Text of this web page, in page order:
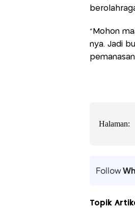
"Mohon
nya. Jadi
Halaman:
Follow
Topik